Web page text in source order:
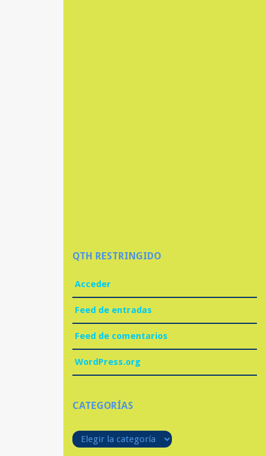
QTH RESTRINGIDO
Acceder
Feed de entradas
Feed de comentarios
WordPress.org
CATEGORÍAS
Categorías